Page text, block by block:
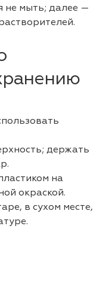
не мыть; далее —
держать
на
окраской.
в сухом месте,